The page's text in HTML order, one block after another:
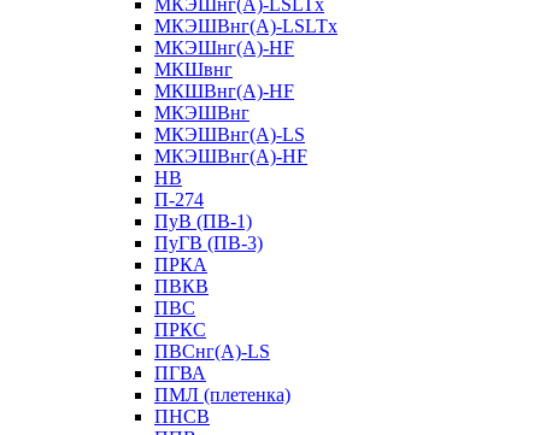
МКЭШнг(А)-LSLTx
МКЭШВнг(A)-LSLTx
МКЭШнг(А)-HF
МКШвнг
МКШВнг(А)-HF
МКЭШВнг
МКЭШВнг(А)-LS
МКЭШВнг(А)-HF
НВ
П-274
ПуВ (ПВ-1)
ПуГВ (ПВ-3)
ПРКА
ПВКВ
ПВС
ПРКС
ПВСнг(А)-LS
ПГВА
ПМЛ (плетенка)
ПНСВ